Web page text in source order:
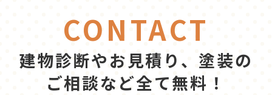
CONTACT
建物診断やお見積り、塗装の
ご相談など全て無料！